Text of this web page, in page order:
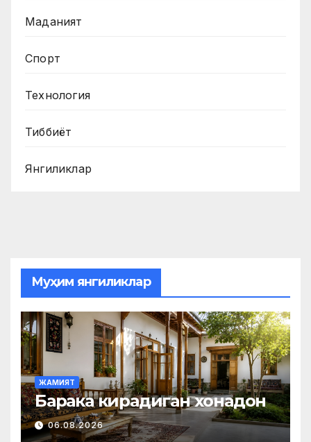
Маданият
Спорт
Технология
Тиббиёт
Янгиликлар
Муҳим янгиликлар
ЖАМИЯТ
Барака кирадиган хонадон
06.08.2026